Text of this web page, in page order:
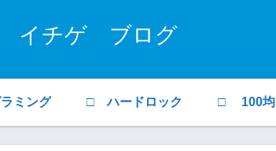
イチゲ ブログ
ミング □ ハードロック □ 100均